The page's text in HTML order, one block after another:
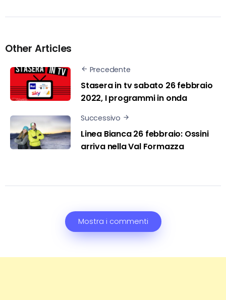
Other Articles
Precedente
Stasera in tv sabato 26 febbraio
2022, I programmi in onda
Successivo
Linea Bianca 26 febbraio: Ossini
arriva nella Val Formazza
Mostra i commenti